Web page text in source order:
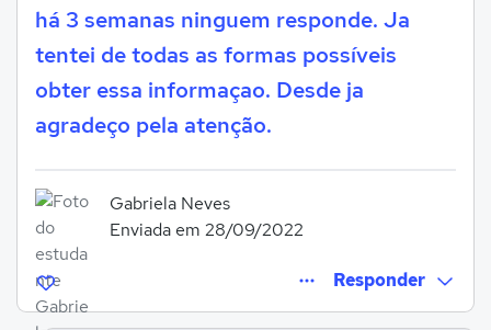
há 3 semanas ninguem responde. Ja
tentei de todas as formas possíveis
obter essa informaçao. Desde ja
agradeço pela atenção.
Gabriela Neves
Enviada em 28/09/2022
Responder